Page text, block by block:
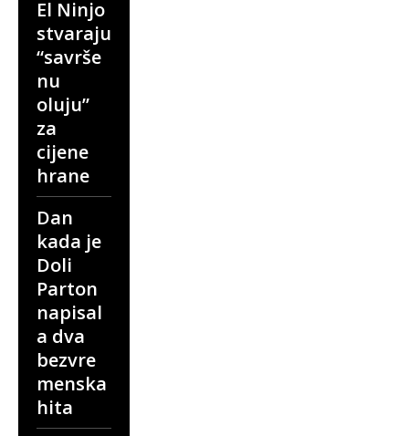
El Ninjo
stvaraju
“savrše
nu
oluju”
za
cijene
hrane
Dan
kada je
Doli
Parton
napisal
a dva
bezvre
menska
hita